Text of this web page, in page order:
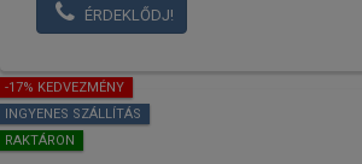
ÉRDEKLŐDJ!
-17% KEDVEZMÉNY
INGYENES SZÁLLÍTÁS
RAKTÁRON